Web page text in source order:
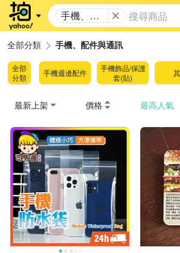
手機、配
件與通訊
全部分類 手機、配件與通訊
全部
分類
手機週邊配件
手機飾品/保護
套(貼)
最新上架 價格 最高人氣